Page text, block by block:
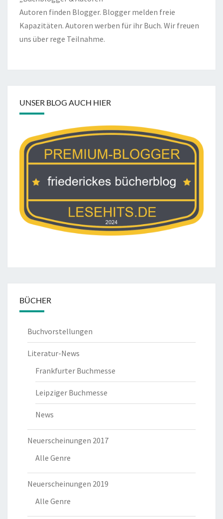
Autoren finden Blogger. Blogger melden freie
Kapazitäten. Autoren werben für ihr Buch. Wir freuen
uns über rege Teilnahme.
UNSER BLOG AUCH HIER
BÜCHER
Buchvorstellungen
Literatur-News
Frankfurter Buchmesse
Leipziger Buchmesse
News
Neuerscheinungen 2017
Alle Genre
Neuerscheinungen 2019
Alle Genre